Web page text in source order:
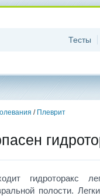
Тесты
/ Плеврит
гидроторакс
полости.